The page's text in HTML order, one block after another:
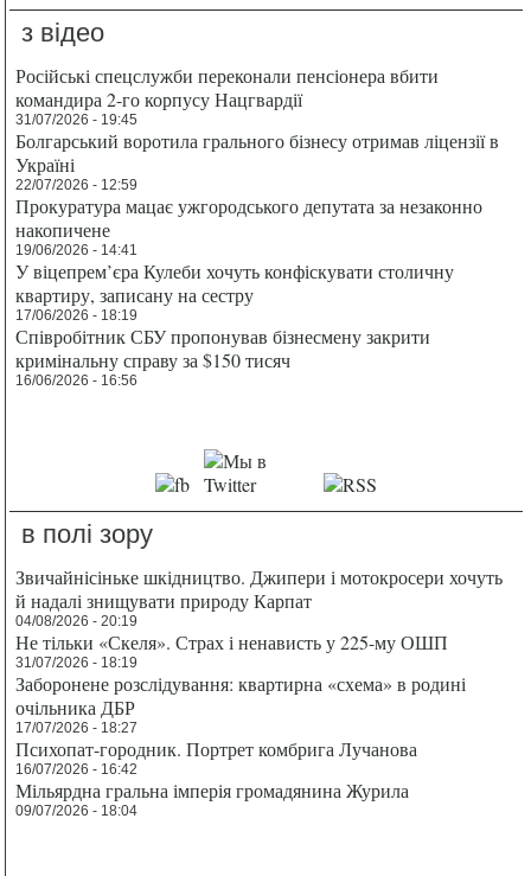
з відео
Російські спецслужби переконали пенсіонера вбити
командира 2-го корпусу Нацгвардії
31/07/2026 - 19:45
Болгарський воротила грального бізнесу отримав ліцензії в
Україні
22/07/2026 - 12:59
Прокуратура мацає ужгородського депутата за незаконно
накопичене
19/06/2026 - 14:41
У віцепрем’єра Кулеби хочуть конфіскувати столичну
квартиру, записану на сестру
17/06/2026 - 18:19
Співробітник СБУ пропонував бізнесмену закрити
кримінальну справу за $150 тисяч
16/06/2026 - 16:56
в полі зору
Звичайнісіньке шкідництво. Джипери і мотокросери хочуть
й надалі знищувати природу Карпат
04/08/2026 - 20:19
Не тільки «Скеля». Страх і ненависть у 225-му ОШП
31/07/2026 - 18:19
Заборонене розслідування: квартирна «схема» в родині
очільника ДБР
17/07/2026 - 18:27
Психопат-городник. Портрет комбрига Лучанова
16/07/2026 - 16:42
Мільярдна гральна імперія громадянина Журила
09/07/2026 - 18:04